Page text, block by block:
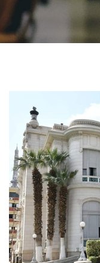
الإعلام
الطلاب
هيئة التدريس
الدراسات العليا
الخريجين
الموظفون
الزائـرون